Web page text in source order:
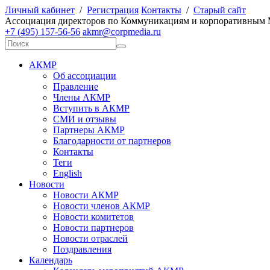
Личный кабинет / Регистрация Контакты / Старый сайт
Ассоциация директоров по Коммуникациям и корпоративным
+7 (495) 157-56-56 akmr@corpmedia.ru
АКМР
Об ассоциации
Правление
Члены АКМР
Вступить в АКМР
СМИ и отзывы
Партнеры АКМР
Благодарности от партнеров
Контакты
Теги
English
Новости
Новости АКМР
Новости членов АКМР
Новости комитетов
Новости партнеров
Новости отраслей
Поздравления
Календарь